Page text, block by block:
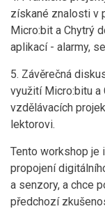
získané znalosti v
Micro:bit a Chytrý
aplikací - alarmy,
5. Závěrečná
využití Micro:bitu a
vzdělávacích
lektorovi.
Tento workshop je
propojení
a senzory, a chce
předchozí